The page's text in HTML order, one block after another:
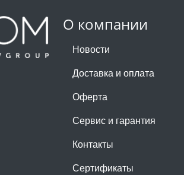
О компании
Новости
Доставка и оплата
Оферта
Сервис и гарантия
Контакты
Сертификаты